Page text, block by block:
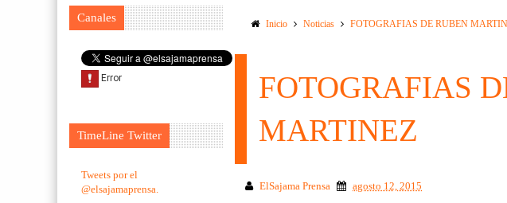
Canales
TimeLine Twitter
Tweets por el
@elsajamaprensa.
Inicio Noticias FOTOGRAFIAS DE RUBEN
FOTOGRAFIAS
MARTINEZ
ElSajama Prensa agosto 12, 2015